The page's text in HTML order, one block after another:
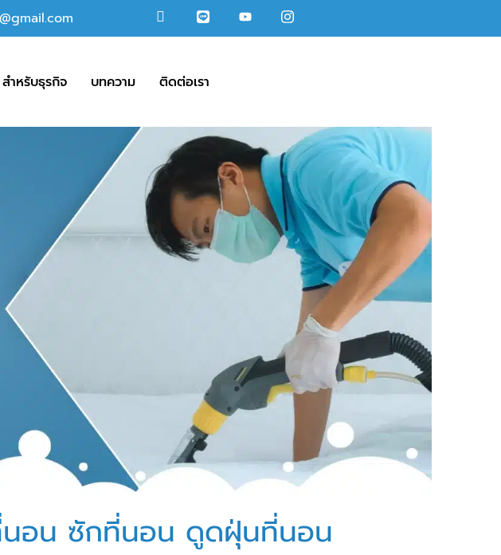
สำหรับธุรกิจ บทความ ติดต่อเรา
อน ซักที่นอน ดูดฝุ่นที่นอน